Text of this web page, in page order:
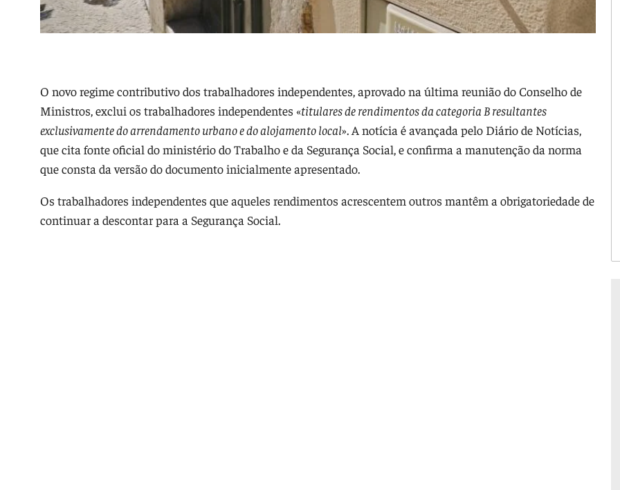
O novo regime contributivo dos trabalhadores independentes, aprovado na última reunião do Conselho de
Ministros, exclui os trabalhadores independentes «titulares de rendimentos da categoria B resultantes
exclusivamente do arrendamento urbano e do alojamento local». A notícia é avançada pelo Diário de Notícias,
que cita fonte oficial do ministério do Trabalho e da Segurança Social, e confirma a manutenção da norma
que consta da versão do documento inicialmente apresentado.
Os trabalhadores independentes que aqueles rendimentos acrescentem outros mantêm a obrigatoriedade de
continuar a descontar para a Segurança Social.